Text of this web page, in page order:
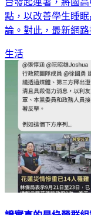
點，以改善學生睡
論。對此，最新網
生活